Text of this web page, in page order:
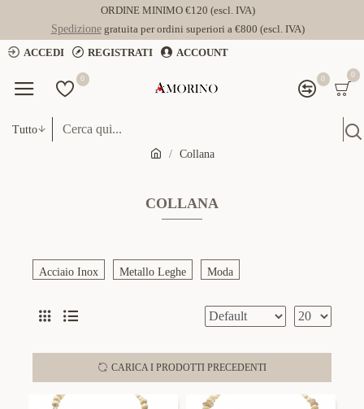
ORDINE MINIMO €120 (escl. IVA)
Spedizionegratuita per ordini superiori a €800 (escl. IVA)
ACCEDI
REGISTRATI ACCOUNT
0 0 0
Tutto
Collana
COLLANA
Acciaio Inox Metallo Leghe Moda
CARICA I PRODOTTI PRECEDENTI